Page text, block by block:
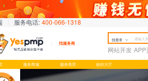
服务电话:400-066-1318
找服务商
找需求
网站开发 APP
服务商城 服务商库 标的大厅